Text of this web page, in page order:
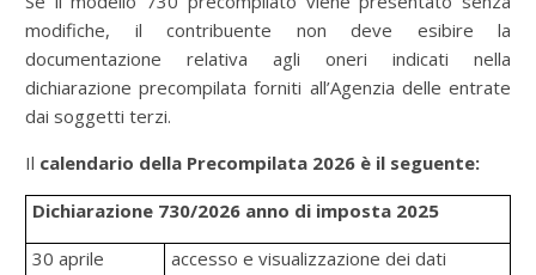
modifiche, il contribuente non deve esibire la
documentazione relativa agli oneri indicati nella
dichiarazione precompilata forniti all’Agenzia delle entrate
dai soggetti terzi.
Il calendario della Precompilata 2026 è il seguente:
Dichiarazione 730/2026 anno di imposta 2025
30 aprile
accesso e visualizzazione dei dati